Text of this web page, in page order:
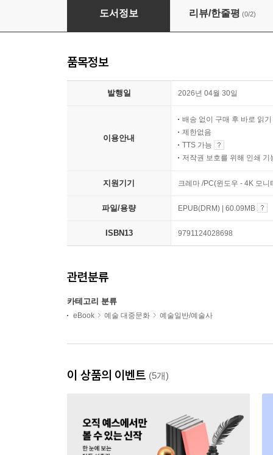
김씨표류기 각본집
도서정보 리뷰/한줄평 (0/2)
품목정보
발행일 2026년 04월 30일
이용안내
배송 없이 구매 후 바로 읽기
제한없음
TTS 가능
저작권 보호를 위해 인쇄 기
지원기기 크레마 /PC(윈도우 - 4K 모
파일/용량 EPUB(DRM) | 60.09MB
ISBN13 9791124028698
관련분류
카테고리 분류
eBook 예술 대중문화 예술일반/예술사
이 상품의 이벤트 (5개)